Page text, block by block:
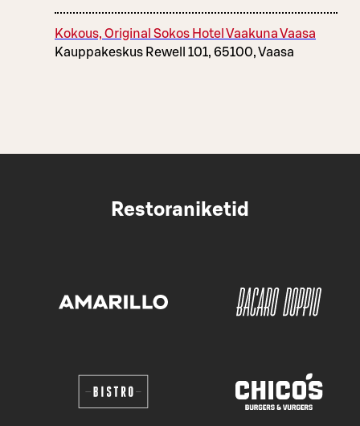
Kokous, Original Sokos Hotel Vaakuna Vaasa
Kauppakeskus Rewell 101, 65100, Vaasa
Restoraniketid